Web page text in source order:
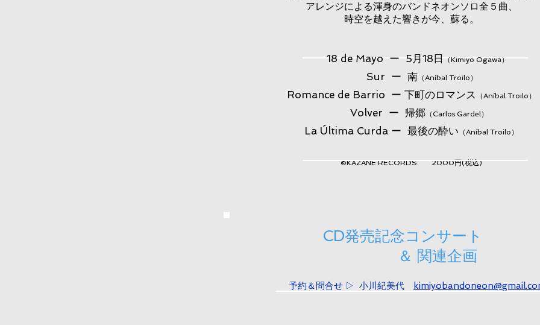
アレンジによる渾身のバンドネオンソロ全５曲、
時空を越えた響きが今、蘇る。
18 de Mayo ー 5月18日 （Kimiyo Ogawa）
Sur ー 南 （Aníbal Troilo）
Romance de Barrio ー 下町のロマンス （Aníbal Troilo）
Volver ー 帰郷（Carlos Gardel）
La Última Curda ー 最後の酔い （Aníbal Troilo）
©️KAZANE RECORDS ​2000円(税込)
CD発売記念コンサート
​ ＆ 関連企画
予約＆問合せ ▷ 小川紀美代